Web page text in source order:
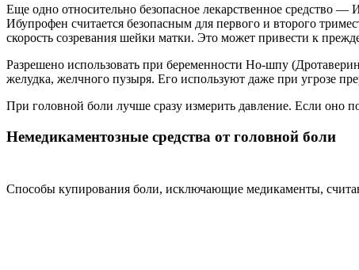
Еще одно относительно безопасное лекарственное средство
Ибупрофен считается безопасным для первого и второго
скорость созревания шейки матки. Это может привести к
Разрешено использовать при беременности Но-шпу
желудка, желчного пузыря. Его используют даже при угрозе
При головной боли лучше сразу измерить давление. Если оно
Немедикаментозные средства от головной боли
Способы купирования боли, исключающие медикаменты,